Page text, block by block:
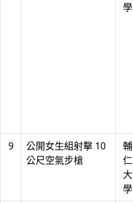
學
9
公開女生組射擊 10
公尺空氣步槍
輔
仁
大
學